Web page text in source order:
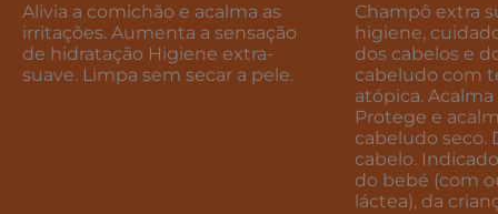
Alivia a comichão e acalma as
irritações. Aumenta a sensação
de hidratação Higiene extra-
suave. Limpa sem secar a pele.
Champô extra
higiene,
dos cabelos e
cabeludo com
atópica. Acalma
Protege e
cabeludo seco.
cabelo.
do bebé (com
láctea), da